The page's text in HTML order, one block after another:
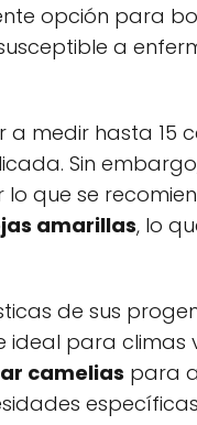
opción para
a
medir hasta 15
Sin
que se
amarillas, lo
de sus
ideal para climas
camelias para